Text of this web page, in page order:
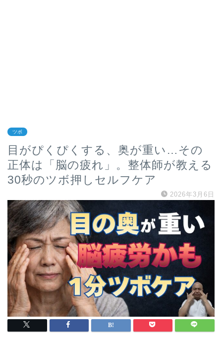
ツボ
目がぴくぴくする、奥が重い…その
正体は「脳の疲れ」。整体師が教える
30秒のツボ押しセルフケア
2026年3月6日